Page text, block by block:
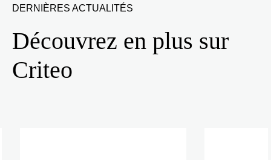
DERNIÈRES ACTUALITÉS
Découvrez en plus sur
Criteo